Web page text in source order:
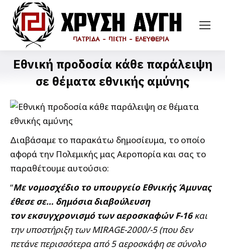
Εθνική προδοσία κάθε παράλειψη
σε θέματα εθνικής αμύνης
Διαβάσαμε το παρακάτω δημοσίευμα, το οποίο
αφορά την Πολεμικής μας Αεροπορία και σας το
παραθέτουμε αυτούσιο:
“Με νομοσχέδιο το υπουργείο Εθνικής Άμυνας
έθεσε σε… δημόσια διαβούλευση
τον εκσυγχρονισμό των αεροσκαφών F-16και
την υποστήριξη των MIRAGE-2000/-5 (που δεν
πετάνε περισσότερα από 5 αεροσκάφη σε σύνολο